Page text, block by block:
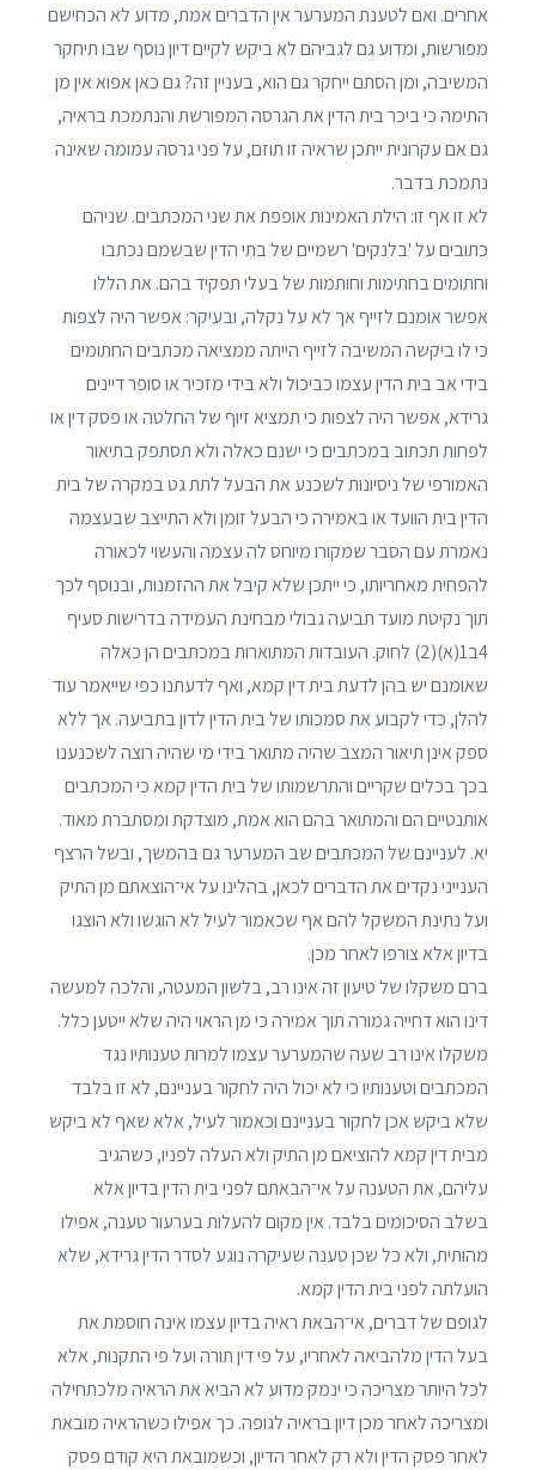
אחרים. ואם לטענת המערער אין הדברים אמת, מדוע לא הכחישם
מפורשות, ומדוע גם לגביהם לא ביקש לקיים דיון נוסף שבו תיחקר
המשיבה, ומן הסתם ייחקר גם הוא, בעניין זה? גם כאן אפוא אין מן
התימה כי ביכר בית הדין את הגרסה המפורשת והנתמכת בראיה,
גם אם עקרונית ייתכן שראיה זו תוזם, על פני גרסה עמומה שאינה
נתמכת בדבר.
לא זו אף זו: הילת האמינות אופפת את שני המכתבים. שניהם
כתובים על 'בלנקים' רשמיים של בתי הדין שבשמם נכתבו
וחתומים בחתימות וחותמות של בעלי תפקיד בהם. את הללו
אפשר אומנם לזייף אך לא על נקלה, ובעיקר: אפשר היה לצפות
כי לו ביקשה המשיבה לזייף הייתה ממציאה מכתבים החתומים
בידי אב בית הדין עצמו כביכול ולא בידי מזכיר או סופר דיינים
גרידא, אפשר היה לצפות כי תמציא זיוף של החלטה או פסק דין או
לפחות תכתוב במכתבים כי ישנם כאלה ולא תסתפק בתיאור
האמורפי של ניסיונות לשכנע את הבעל לתת גט במקרה של בית
הדין בית הוועד או באמירה כי הבעל זומן ולא התייצב שבעצמה
נאמרת עם הסבר שמקורו מיוחס לה עצמה והעשוי לכאורה
להפחית מאחריותו, כי ייתכן שלא קיבל את ההזמנות, ובנוסף לכך
תוך נקיטת מועד תביעה גבולי מבחינת העמידה בדרישות סעיף
4ב1(א)(2) לחוק. העובדות המתוארות במכתבים הן כאלה
שאומנם יש בהן לדעת בית דין קמא, ואף לדעתנו כפי שייאמר עוד
להלן, כדי לקבוע את סמכותו של בית הדין לדון בתביעה. אך ללא
ספק אינן תיאור המצב שהיה מתואר בידי מי שהיה רוצה לשכנענו
בכך בכלים שקריים והתרשמותו של בית הדין קמא כי המכתבים
אותנטיים הם והמתואר בהם הוא אמת, מוצדקת ומסתברת מאוד.
יא. לעניינם של המכתבים שב המערער גם בהמשך, ובשל הרצף
הענייני נקדים את הדברים לכאן, בהלינו על אי־הוצאתם מן התיק
ועל נתינת המשקל להם אף שכאמור לעיל לא הוגשו ולא הוצגו
בדיון אלא צורפו לאחר מכן.
ברם משקלו של טיעון זה אינו רב, בלשון המעטה, והלכה למעשה
דינו הוא דחייה גמורה תוך אמירה כי מן הראוי היה שלא ייטען כלל.
משקלו אינו רב שעה שהמערער עצמו למרות טענותיו נגד
המכתבים וטענותיו כי לא יכול היה לחקור בעניינם, לא זו בלבד
שלא ביקש אכן לחקור בעניינם וכאמור לעיל, אלא שאף לא ביקש
מבית דין קמא להוציאם מן התיק ולא העלה לפניו, כשהגיב
עליהם, את הטענה על אי־הבאתם לפני בית הדין בדיון אלא
בשלב הסיכומים בלבד. אין מקום להעלות בערעור טענה, אפילו
מהותית, ולא כל שכן טענה שעיקרה נוגע לסדר הדין גרידא, שלא
הועלתה לפני בית הדין קמא.
לגופם של דברים, אי־הבאת ראיה בדיון עצמו אינה חוסמת את
בעל הדין מלהביאה לאחריו, על פי דין תורה ועל פי התקנות, אלא
לכל היותר מצריכה כי ינמק מדוע לא הביא את הראיה מלכתחילה
ומצריכה לאחר מכן דיון בראיה לגופה. כך אפילו כשהראיה מובאת
לאחר פסק הדין ולא רק לאחר הדיון, וכשמובאת היא קודם פסק